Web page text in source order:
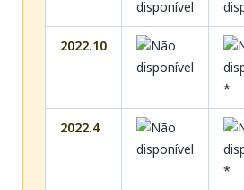
2022.10
*
2022.4
*